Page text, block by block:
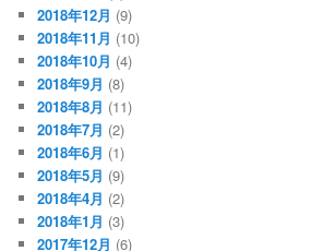
2018年12月 (9)
2018年11月 (10)
2018年10月 (4)
2018年9月 (8)
2018年8月 (11)
2018年7月 (2)
2018年6月 (1)
2018年5月 (9)
2018年4月 (2)
2018年1月 (3)
2017年12月 (6)